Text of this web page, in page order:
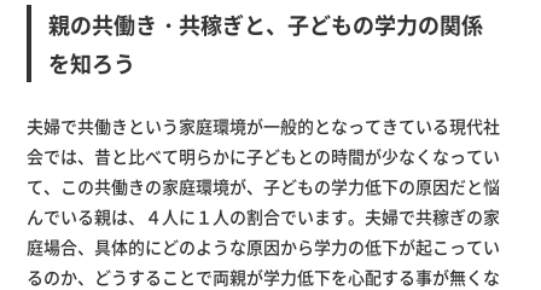
親の共働き・共稼ぎと、子どもの学力の関係
を知ろう
夫婦で共働きという家庭環境が一般的となってきている現代社
会では、昔と比べて明らかに子どもとの時間が少なくなってい
て、この共働きの家庭環境が、子どもの学力低下の原因だと悩
んでいる親は、４人に１人の割合でいます。夫婦で共稼ぎの家
庭場合、具体的にどのような原因から学力の低下が起こってい
るのか、どうすることで両親が学力低下を心配する事が無くな